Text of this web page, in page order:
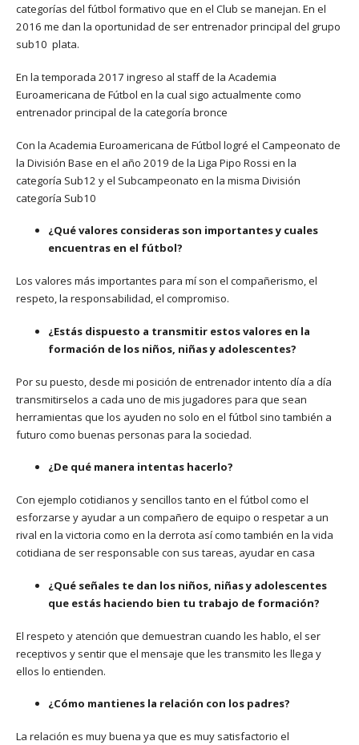
categorías del fútbol formativo que en el Club se manejan. En el
2016 me dan la oportunidad de ser entrenador principal del grupo
sub10 plata.
En la temporada 2017 ingreso al staff de la Academia
Euroamericana de Fútbol en la cual sigo actualmente como
entrenador principal de la categoría bronce
Con la Academia Euroamericana de Fútbol logré el Campeonato de
la División Base en el año 2019 de la Liga Pipo Rossi en la
categoría Sub12 y el Subcampeonato en la misma División
categoría Sub10
¿Qué valores consideras son importantes y cuales
encuentras en el fútbol?
Los valores más importantes para mí son el compañerismo, el
respeto, la responsabilidad, el compromiso.
¿Estás dispuesto a transmitir estos valores en la
formación de los niños, niñas y adolescentes?
Por su puesto, desde mi posición de entrenador intento día a día
transmitirselos a cada uno de mis jugadores para que sean
herramientas que los ayuden no solo en el fútbol sino también a
futuro como buenas personas para la sociedad.
¿De qué manera intentas hacerlo?
Con ejemplo cotidianos y sencillos tanto en el fútbol como el
esforzarse y ayudar a un compañero de equipo o respetar a un
rival en la victoria como en la derrota así como también en la vida
cotidiana de ser responsable con sus tareas, ayudar en casa
¿Qué señales te dan los niños, niñas y adolescentes
que estás haciendo bien tu trabajo de formación?
El respeto y atención que demuestran cuando les hablo, el ser
receptivos y sentir que el mensaje que les transmito les llega y
ellos lo entienden.
¿Cómo mantienes la relación con los padres?
La relación es muy buena ya que es muy satisfactorio el